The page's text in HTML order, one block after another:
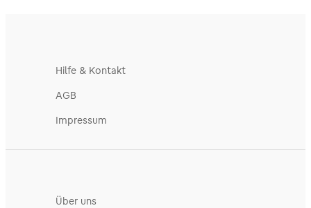
Hilfe & Kontakt
AGB
Impressum
Über uns